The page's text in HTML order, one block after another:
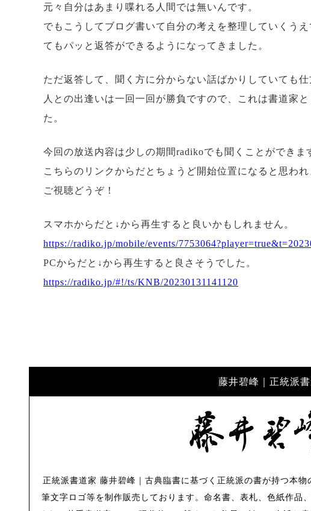
元々自分はあまり喋れる人間では無いんです。
でもこうしてブログ書いて自分の考えを整理していくう
てもパッと返答ができるようになってきました。
ただ返答して、聞く方に分からない話ばかりしていても仕
人との出逢いは一回一回が勝負ですので、これは書道家
た。
今回の放送内容は少しの期間radikoでも聞くことができま
こちらのリンクからだとちょうど開始位置になると思われ
ご視聴どうぞ！
スマホからだと↓から再生すると良いかもしれません。
https://radiko.jp/mobile/events/
PCからだと↓から再生すると良さそうでした。
https://radiko.jp/#!/ts/KNB/20230131141120
藤井碧峰｜正統派
正統派書道家 藤井碧峰｜古典臨書に基づく正統派の書が持つ本物
筆文字ロゴ等を制作販売しております。命名書、表札、色紙作品